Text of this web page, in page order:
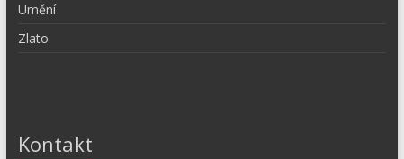
Umění
Zlato
Kontakt